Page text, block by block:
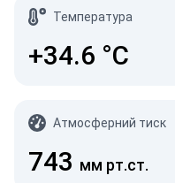
Температура
+34.6 °C
Атмосферний тиск
743 мм рт.ст.